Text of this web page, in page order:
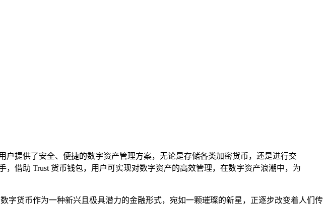
提供了安全、便捷的数字资产管理方案，无论是存储各类加密货币，还是进行交
借助 Trust 货币钱包，用户可实现对数字资产的高效管理，在数字资产浪潮中，为
货币作为一种新兴且极具潜力的金融形式，宛如一颗璀璨的新星，正逐步改变着人们传